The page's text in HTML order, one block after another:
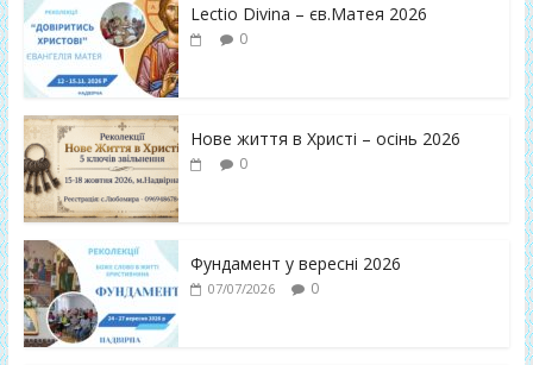
Lectio Divina – єв.Матея 2026
0
Нове життя в Христі – осінь 2026
0
Фундамент у вересні 2026
07/07/2026 0